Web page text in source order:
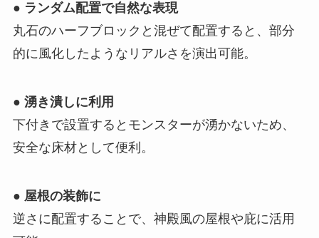
● ランダム配置で自然な表現
丸石のハーフブロックと混ぜて配置すると、部分
的に風化したようなリアルさを演出可能。
● 湧き潰しに利用
下付きで設置するとモンスターが湧かないため、
安全な床材として便利。
● 屋根の装飾に
逆さに配置することで、神殿風の屋根や庇に活用